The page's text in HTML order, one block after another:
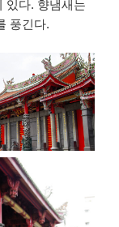
있다. 향냄새는
풍긴다.